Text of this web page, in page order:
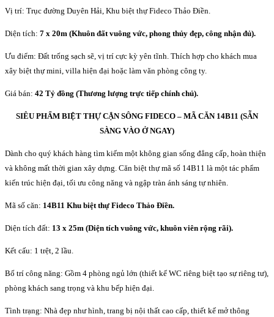
Vị trí: Trục đường Duyên Hải, Khu biệt thự Fideco Thảo Điền.
Diện tích: 7 x 20m (Khuôn đất vuông vức, phong thủy đẹp, công nhận đủ).
Ưu điểm: Đất trống sạch sẽ, vị trí cực kỳ yên tĩnh. Thích hợp cho khách mua
xây biệt thự mini, villa hiện đại hoặc làm văn phòng công ty.
Giá bán: 42 Tỷ đồng (Thương lượng trực tiếp chính chủ).
SIÊU PHẨM BIỆT THỰ CẬN SÔNG FIDECO – MÃ CĂN 14B11 (SẴN
SÀNG VÀO Ở NGAY)
Dành cho quý khách hàng tìm kiếm một không gian sống đẳng cấp, hoàn thiện
và không mất thời gian xây dựng. Căn biệt thự mã số 14B11 là một tác phẩm
kiến trúc hiện đại, tối ưu công năng và ngập tràn ánh sáng tự nhiên.
Mã số căn: 14B11 Khu biệt thự Fideco Thảo Điền.
Diện tích đất: 13 x 25m (Diện tích vuông vức, khuôn viên rộng rãi).
Kết cấu: 1 trệt, 2 lầu.
Bố trí công năng: Gồm 4 phòng ngủ lớn (thiết kế WC riêng biệt tạo sự riêng tư),
phòng khách sang trọng và khu bếp hiện đại.
Tình trạng: Nhà đẹp như hình, trang bị nội thất cao cấp, thiết kế mở thông